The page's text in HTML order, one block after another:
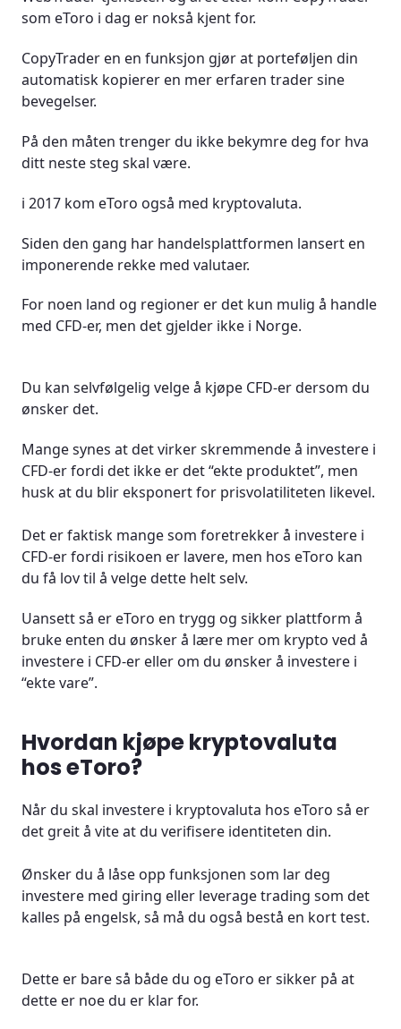
som eToro i dag er nokså kjent for.
CopyTrader en en funksjon gjør at porteføljen din
automatisk kopierer en mer erfaren trader sine
bevegelser.
På den måten trenger du ikke bekymre deg for hva
ditt neste steg skal være.
i 2017 kom eToro også med kryptovaluta.
Siden den gang har handelsplattformen lansert en
imponerende rekke med valutaer.
For noen land og regioner er det kun mulig å handle
med CFD-er, men det gjelder ikke i Norge.
Du kan selvfølgelig velge å kjøpe CFD-er dersom du
ønsker det.
Mange synes at det virker skremmende å investere i
CFD-er fordi det ikke er det “ekte produktet”, men
husk at du blir eksponert for prisvolatiliteten likevel.
Det er faktisk mange som foretrekker å investere i
CFD-er fordi risikoen er lavere, men hos eToro kan
du få lov til å velge dette helt selv.
Uansett så er eToro en trygg og sikker plattform å
bruke enten du ønsker å lære mer om krypto ved å
investere i CFD-er eller om du ønsker å investere i
“ekte vare”.
Hvordan kjøpe kryptovaluta
hos eToro?
Når du skal investere i kryptovaluta hos eToro så er
det greit å vite at du verifisere identiteten din.
Ønsker du å låse opp funksjonen som lar deg
investere med giring eller leverage trading som det
kalles på engelsk, så må du også bestå en kort test.
Dette er bare så både du og eToro er sikker på at
dette er noe du er klar for.